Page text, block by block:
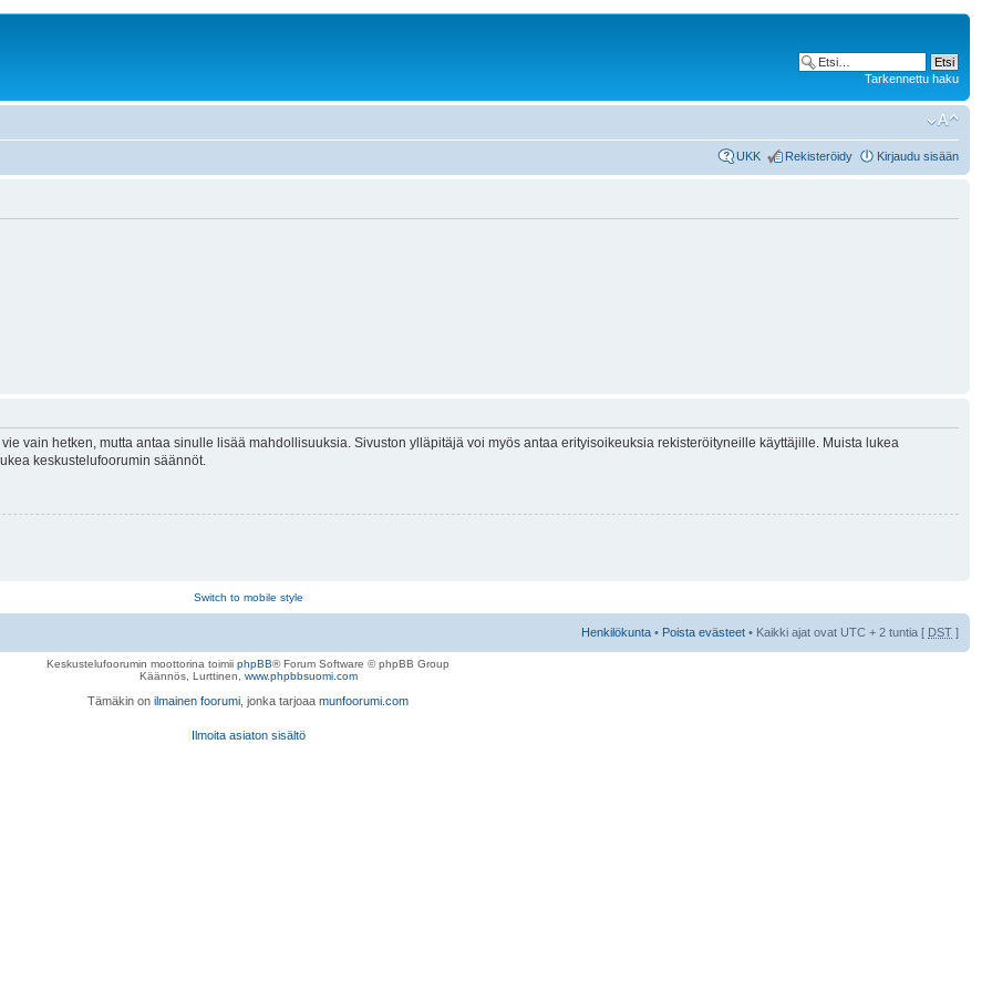
Tarkennettu haku
UKK Rekisteröidy Kirjaudu sisään
vain hetken, mutta antaa sinulle lisää mahdollisuuksia. Sivuston ylläpitäjä voi myös antaa erityisoikeuksia rekisteröityneille käyttäjille. Muista lukea
keskustelufoorumin säännöt.
Switch to mobile style
Henkilökunta • Poista evästeet • Kaikki ajat ovat UTC + 2 tuntia [ DST ]
Keskustelufoorumin moottorina toimii phpBB® Forum Software © phpBB Group
Käännös, Lurttinen, www.phpbbsuomi.com
Tämäkin on ilmainen foorumi , jonka tarjoaa munfoorumi.com
Ilmoita asiaton sisältö